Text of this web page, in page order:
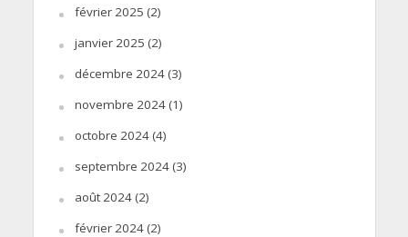
février 2025 (2)
janvier 2025 (2)
décembre 2024(3)
novembre 2024(1)
octobre 2024(4)
septembre 2024(3)
août 2024(2)
février 2024(2)